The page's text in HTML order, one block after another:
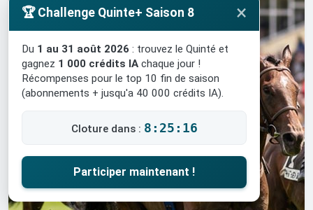
🏆 Challenge Quinte+ Saison 8 ×
Du 1 au 31 août 2026 : trouvez le Quinté et
gagnez 1 000 crédits IA chaque jour !
Récompenses pour le top 10 fin de saison
(abonnements + jusqu'a 40 000 crédits IA).
Cloture dans : 8:25:15
Participer maintenant !